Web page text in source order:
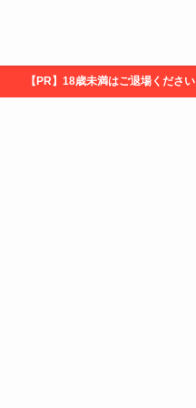
【PR】18歳未満はご退場ください